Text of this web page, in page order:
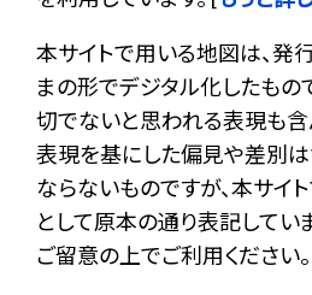
本サイトで用いる地図は、発
まの形でデジタル化したもの
切でないと思われる表現も含
表現を基にした偏見や差別は
ならないものですが、本サイ
として原本の通り表記してい
ご留意の上でご利用ください。